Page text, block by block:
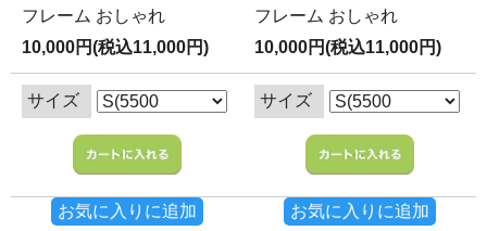
フレーム おしゃれ
10,000円(税込11,000円)
サイズ
お気に入りに追加
フレーム おしゃれ
10,000円(税込11,000円)
サイズ
お気に入りに追加